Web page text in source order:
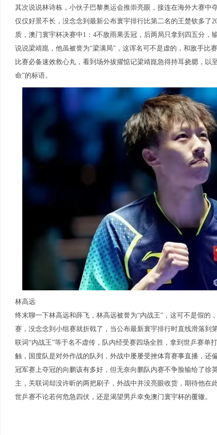
其次说说林诗栋，小伙子巴黎奥运会推崇亮眼，接连在海外大赛中
仅仅好景不长，没念念到最新公布寰宇排行比第二名的王楚钦多了
质，澳门寰宇杯决赛中1：4不敌雨果丢冠，后两局只拿到四五分，
说说梁靖崑，他虽被誉为“梁满局”，这诨名可不是虚的，和敌手比
比赛必备速效救心丸，看到场外拔擢惦记梁靖崑急得持耳挠腮，以
命”的标语。
林高远
终末聊一下林高远和薛飞，林高远被誉为“内战王”，这可不是假的
赛，没念念到小组赛就折戟了，当公布最新寰宇排行时直线滑落到
联词“内战王”等于名不虚传，队内经受赛四场全胜，拿到世乒赛单
触，国度队是对外作战的队列，外战中屡屡受挫体育赛事直播，还
冠军赛上夺冠的向鹏该有多好，但无奈向鹏队内赛不争脸输给了徐
主，关联词却没许昕的两把刷子，外战中并没亮眼收货，期待他在
世乒赛不论若何危急四伏，还是渴望男乒幸免澳门寰宇杯的覆辙。